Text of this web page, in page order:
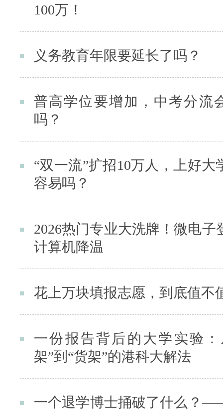
100万！
义务教育年限要延长了吗？
普高学位要增加，中考分流
吗？
“双一流”扩招10万人，上好大
容易吗？
2026热门专业大洗牌！微电子
计算机降温
花上万块填报志愿，到底值不
一份报告背后的大学实验：
架”到“货架”的港科大解法
一个退学博士捅破了什么？